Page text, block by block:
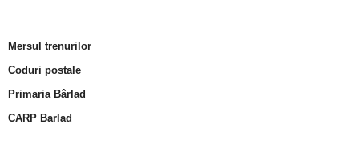
Mersul trenurilor
Coduri postale
Primaria Bârlad
CARP Barlad